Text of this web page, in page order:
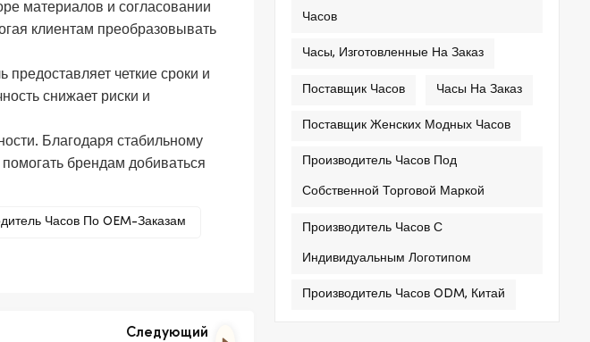
Часов
Часы, Изготовленные На Заказ
Поставщик Часов Часы На Заказ
Поставщик Женских Модных Часов
Производитель Часов Под
Собственной Торговой Маркой
Производитель Часов С
Индивидуальным Логотипом
Производитель Часов ODM, Китай
материалов и согласовании
клиентам преобразовывать
четкие сроки и
снижает риски и
Благодаря стабильному
помогать брендам добиваться
Часов По OEM-Заказам
Следующий